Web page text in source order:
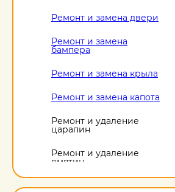
Ремонт и замена двери
Ремонт и замена
бампера
Ремонт и замена крыла
Ремонт и замена капота
Ремонт и удаление
царапин
Ремонт и удаление
вмятин
Ремонт и удаление